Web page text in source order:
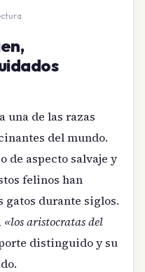
una de las razas
del mundo.
de aspecto salvaje y
felinos han
gatos durante siglos.
«los aristocratas del
distinguido y su